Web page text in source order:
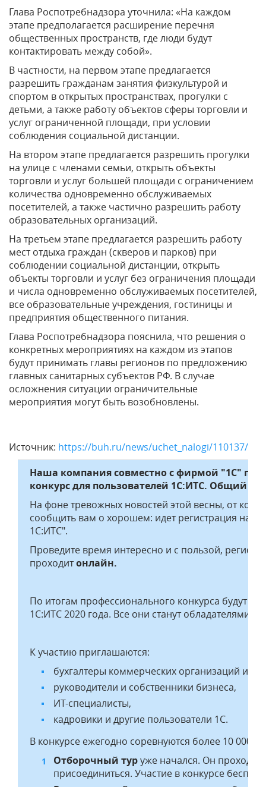
Глава Роспотребнадзора уточнила: «На каждом
этапе предполагается расширение перечня
общественных пространств, где люди будут
контактировать между собой».
В частности, на первом этапе предлагается
разрешить гражданам занятия физкультурой и
спортом в открытых пространствах, прогулки с
детьми, а также работу объектов сферы торговли и
услуг ограниченной площади, при условии
соблюдения социальной дистанции.
На втором этапе предлагается разрешить прогулки
на улице с членами семьи, открыть объекты
торговли и услуг большей площади с ограничением
количества одновременно обслуживаемых
посетителей, а также частично разрешить работу
образовательных организаций.
На третьем этапе предлагается разрешить работу
мест отдыха граждан (скверов и парков) при
соблюдении социальной дистанции, открыть
объекты торговли и услуг без ограничения площади
и числа одновременно обслуживаемых посетителей,
все образовательные учреждения, гостиницы и
предприятия общественного питания.
Глава Роспотребнадзора пояснила, что решения о
конкретных мероприятиях на каждом из этапов
будут принимать главы регионов по предложению
главных санитарных субъектов РФ. В случае
осложнения ситуации ограничительные
мероприятия могут быть возобновлены.
Источник: https://buh.ru/news/uchet_nalogi/110137/
Наша компания совместно с фирмой "1С"
конкурс для пользователей 1С:ИТС. Общий
На фоне тревожных новостей этой весны, от
сообщить вам о хорошем: идет регистрация на
1С:ИТС".
Проведите время интересно и с пользой,
проходитонлайн.
По итогам профессионального конкурса будут
1С:ИТС 2020 года. Все они станут обладателями
К участию приглашаются:
бухгалтеры коммерческих организаций и
руководители и собственники бизнеса,
ИТ-специалисты,
кадровики и другие пользователи 1С.
В конкурсе ежегодно соревнуются более 10 000
Отборочный туруже начался. Он
присоединиться. Участие в конкурсе